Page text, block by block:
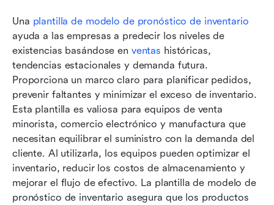
Una plantilla de modelo de pronóstico de inventario
ayuda a las empresas a predecir los niveles de
existencias basándose en ventas históricas,
tendencias estacionales y demanda futura.
Proporciona un marco claro para planificar pedidos,
prevenir faltantes y minimizar el exceso de inventario.
Esta plantilla es valiosa para equipos de venta
minorista, comercio electrónico y manufactura que
necesitan equilibrar el suministro con la demanda del
cliente. Al utilizarla, los equipos pueden optimizar el
inventario, reducir los costos de almacenamiento y
mejorar el flujo de efectivo. La plantilla de modelo de
pronóstico de inventario asegura que los productos